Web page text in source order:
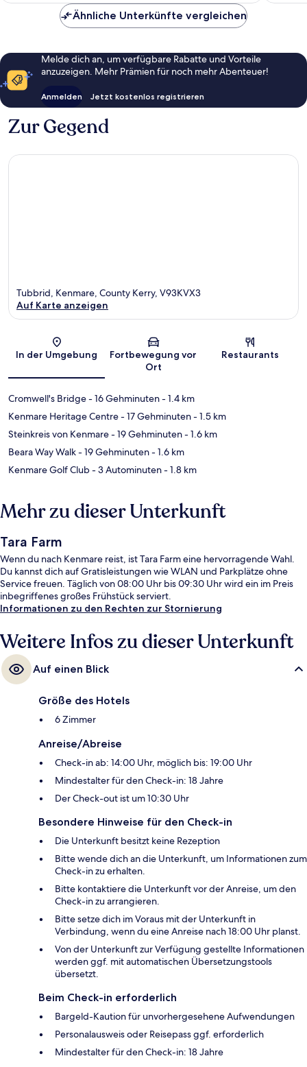
Ähnliche Unterkünfte vergleichen
Melde dich an, um verfügbare Rabatte und Vorteile
anzuzeigen. Mehr Prämien für noch mehr Abenteuer!
Anmelden Jetzt kostenlos registrieren
Zur Gegend
Karte
Tubbrid, Kenmare, County Kerry, V93KVX3
Auf Karte anzeigen
In der Umgebung
Fortbewegung vor
Ort
Restaurants
Cromwell's Bridge- 16 Gehminuten- 1.4 km
Kenmare Heritage Centre- 17 Gehminuten- 1.5 km
Steinkreis von Kenmare- 19 Gehminuten- 1.6 km
Beara Way Walk- 19 Gehminuten- 1.6 km
Kenmare Golf Club- 3 Autominuten- 1.8 km
Mehr zu dieser Unterkunft
Tara Farm
Wenn du nach Kenmare reist, ist Tara Farm eine hervorragende Wahl.
Du kannst dich auf Gratisleistungen wie WLAN und Parkplätze ohne
Service freuen. Täglich von 08:00 Uhr bis 09:30 Uhr wird ein im Preis
inbegriffenes großes Frühstück serviert.
Informationen zu den Rechten zur Stornierung
Weitere Infos zu dieser Unterkunft
Auf einen Blick
Größe des Hotels
6 Zimmer
Anreise/Abreise
Check-in ab: 14:00 Uhr, möglich bis: 19:00 Uhr
Mindestalter für den Check-in: 18 Jahre
Der Check-out ist um 10:30 Uhr
Besondere Hinweise für den Check-in
Die Unterkunft besitzt keine Rezeption
Bitte wende dich an die Unterkunft, um Informationen zum
Check-in zu erhalten.
Bitte kontaktiere die Unterkunft vor der Anreise, um den
Check-in zu arrangieren.
Bitte setze dich im Voraus mit der Unterkunft in
Verbindung, wenn du eine Anreise nach 18:00 Uhr planst.
Von der Unterkunft zur Verfügung gestellte Informationen
werden ggf. mit automatischen Übersetzungstools
übersetzt.
Beim Check-in erforderlich
Bargeld-Kaution für unvorhergesehene Aufwendungen
Personalausweis oder Reisepass ggf. erforderlich
Mindestalter für den Check-in: 18 Jahre